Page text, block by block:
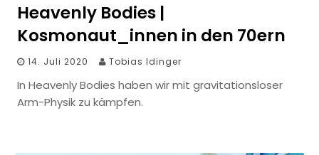
Heavenly Bodies |
Kosmonaut_innen in den 70ern
14. Juli 2020 Tobias Idinger
In Heavenly Bodies haben wir mit gravitationsloser
Arm-Physik zu kämpfen.